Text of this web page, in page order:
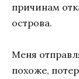
причинам
острова.
Меня
похоже,